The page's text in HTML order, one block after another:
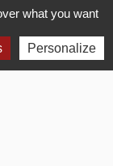
Voir tout
what you want
Personalize